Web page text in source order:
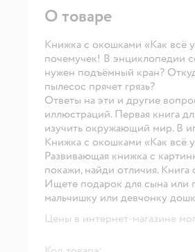
О товаре
Книжка с окошками «Как всё
почемучек! В энциклопедии
нужен подъёмный кран?
пылесос прячет грязь?
Ответы на эти и другие
иллюстраций. Первая книга
изучить окружающий мир. В
Книжка с окошками «Как всё
Развивающая книжка с
покажи, найди отличия.
Ищете подарок для сына или
мальчишку или девчонку
Цены в интернет-магазине